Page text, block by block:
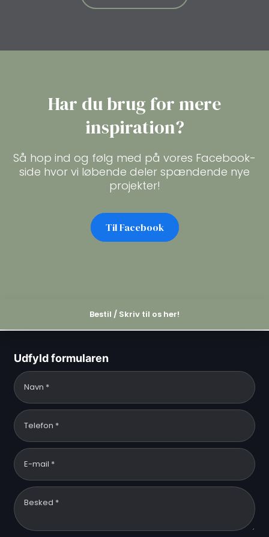
Har du brug for mere
inspiration?
Så hop ind og følg med på vores Facebook-
side hvor vi løbende deler spændende nye
projekter!
Til Facebook​
Udfyld formularen
Bestil / Skriv til os her!